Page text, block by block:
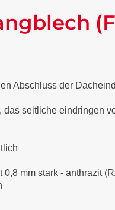
Abschluss der
seitliche eindringen
mm stark - anthrazit